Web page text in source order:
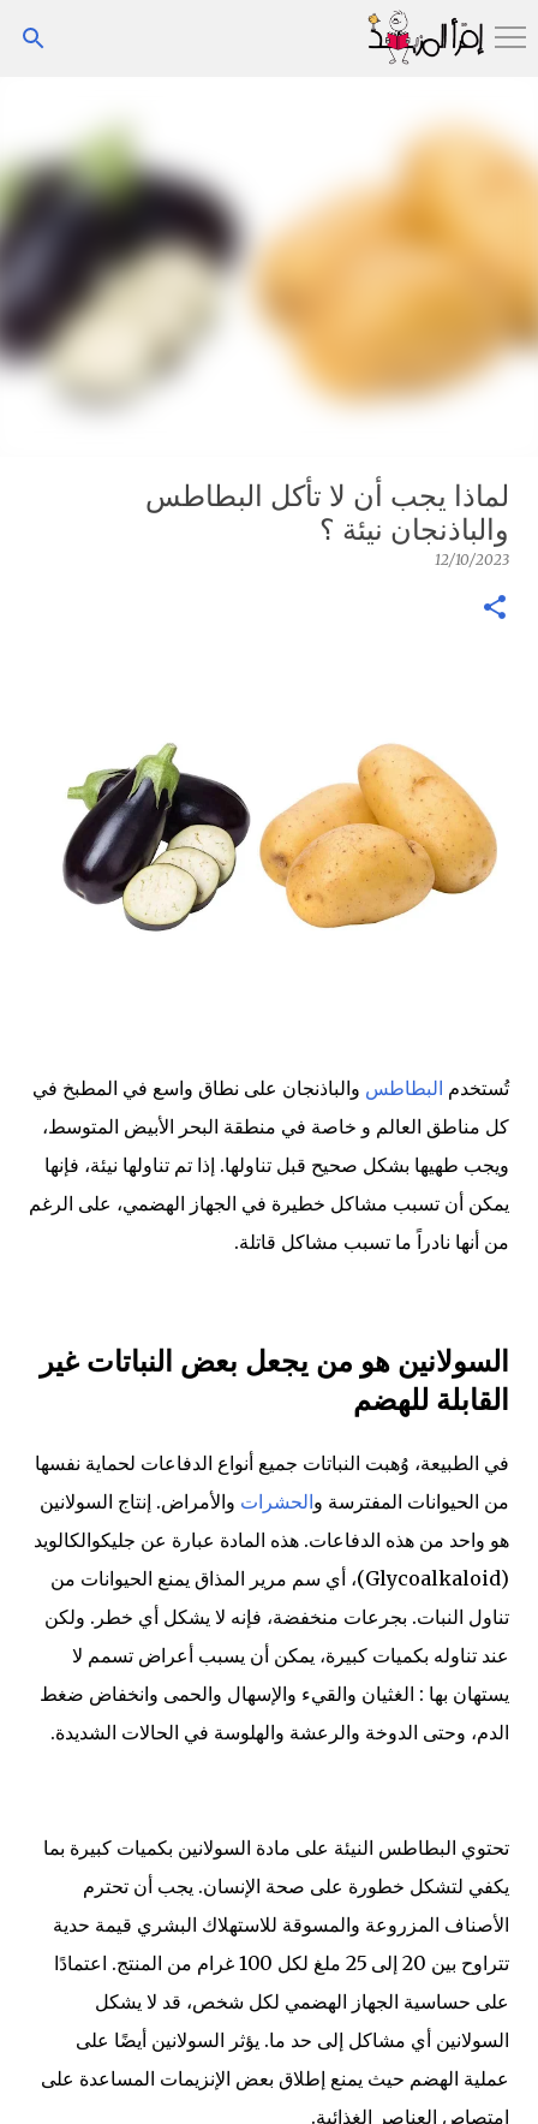
التخطي إلى المحتوى الرئيسي
لماذا يجب أن لا تأكل البطاطس
والباذنجان نيئة ؟
12/10/2023
تُستخدم البطاطس والباذنجان على نطاق واسع في المطبخ في
كل مناطق العالم و خاصة في منطقة البحر الأبيض المتوسط،
ويجب طهيها بشكل صحيح قبل تناولها. إذا تم تناولها نيئة، فإنها
يمكن أن تسبب مشاكل خطيرة في الجهاز الهضمي، على الرغم
من أنها نادراً ما تسبب مشاكل قاتلة.
السولانين هو من يجعل بعض النباتات غير
القابلة للهضم
في الطبيعة، وُهبت النباتات جميع أنواع الدفاعات لحماية نفسها
من الحيوانات المفترسة والحشرات والأمراض. إنتاج السولانين
هو واحد من هذه الدفاعات. هذه المادة عبارة عن جليكوالكالويد
(Glycoalkaloid)، أي سم مرير المذاق يمنع الحيوانات من
تناول النبات. بجرعات منخفضة، فإنه لا يشكل أي خطر. ولكن
عند تناوله بكميات كبيرة، يمكن أن يسبب أعراض تسمم لا
يستهان بها : الغثيان والقيء والإسهال والحمى وانخفاض ضغط
الدم، وحتى الدوخة والرعشة والهلوسة في الحالات الشديدة.
تحتوي البطاطس النيئة على مادة السولانين بكميات كبيرة بما
يكفي لتشكل خطورة على صحة الإنسان. يجب أن تحترم
الأصناف المزروعة والمسوقة للاستهلاك البشري قيمة حدية
تتراوح بين 20 إلى 25 ملغ لكل 100 غرام من المنتج. اعتمادًا
على حساسية الجهاز الهضمي لكل شخص، قد لا يشكل
السولانين أي مشاكل إلى حد ما. يؤثر السولانين أيضًا على
عملية الهضم حيث يمنع إطلاق بعض الإنزيمات المساعدة على
امتصاص العناصر الغذائية.